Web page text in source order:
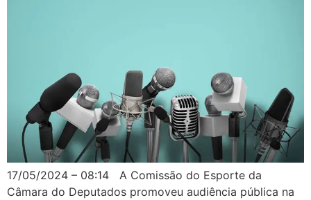
17/05/2024 – 08:14 A Comissão do Esporte da
Câmara do Deputados promoveu audiência pública na